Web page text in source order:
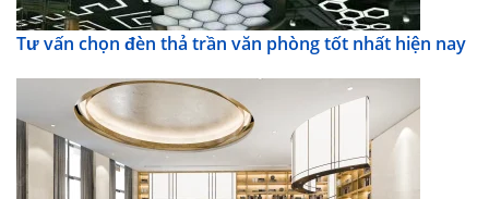
Tư vấn chọn đèn thả trần văn phòng tốt nhất hiện nay